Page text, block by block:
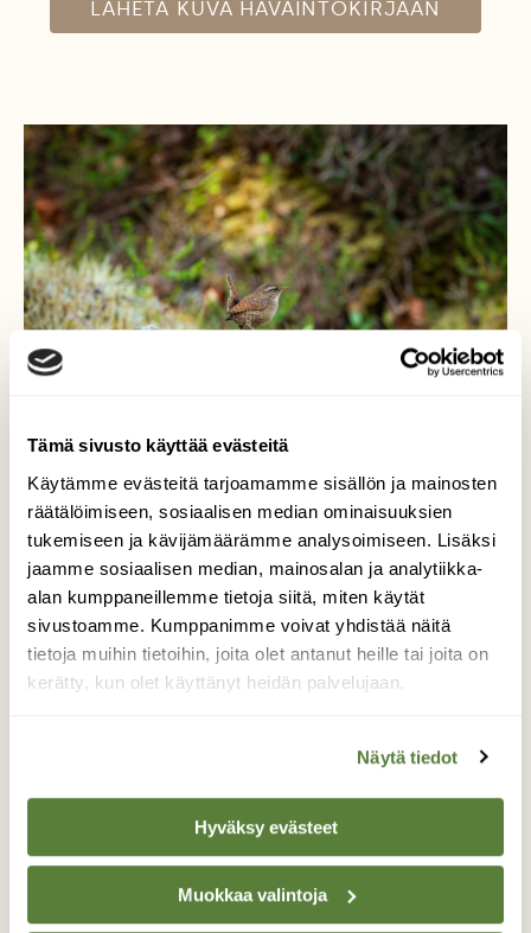
Tämä sivusto käyttää evästeitä
Käytämme evästeitä tarjoamamme sisällön ja mainosten
räätälöimiseen, sosiaalisen median ominaisuuksien
tukemiseen ja kävijämäärämme analysoimiseen. Lisäksi
jaamme sosiaalisen median, mainosalan ja analytiikka-
alan kumppaneillemme tietoja siitä, miten käytät
sivustoamme. Kumppanimme voivat yhdistää näitä
tietoja muihin tietoihin, joita olet antanut heille tai joita on
kerätty, kun olet käyttänyt heidän palvelujaan.
Näytä tiedot
Hyväksy evästeet
Muokkaa valintoja
LÄHETÄ KUVA HAVAINTOKIRJAAN
Peukaloisen poseeraus
Tämä peukaloinen poseerasi pari sekuntia
kiven päällä ennen kun paineli taas oksien
taakse piiloon lauleskeleen.
TAKAISIN LISTAAN